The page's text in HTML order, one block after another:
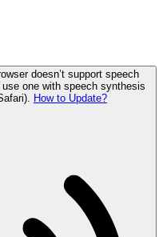
doesn’t support speech
one with speech synthesis
How to Update?